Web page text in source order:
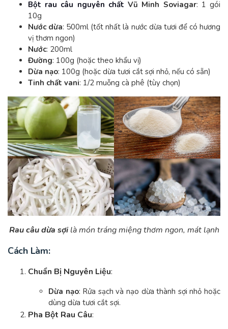
Bột rau câu nguyên chất Vũ Minh Soviagar: 1 gói
10g
Nước dừa: 500ml (tốt nhất là nước dừa tươi để có hương
vị thơm ngon)
Nước: 200ml
Đường: 100g (hoặc theo khẩu vị)
Dừa nạo: 100g (hoặc dừa tươi cắt sợi nhỏ, nếu có sẵn)
Tinh chất vani: 1/2 muỗng cà phê (tùy chọn)
Rau câu dừa sợilà món tráng miệng thơm ngon, mát lạnh
Cách Làm:
Chuẩn Bị Nguyên Liệu:
Dừa nạo: Rửa sạch và nạo dừa thành sợi nhỏ hoặc
dùng dừa tươi cắt sợi.
Pha Bột Rau Câu: